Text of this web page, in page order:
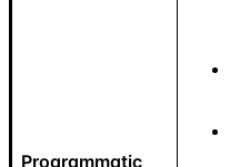
Programmatic